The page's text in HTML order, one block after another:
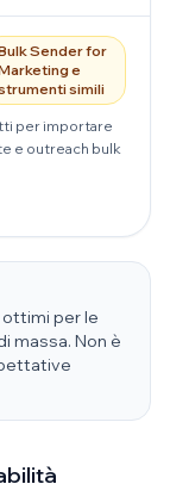
Sender for
e
simili
per importare
e outreach bulk
per le
massa. Non è